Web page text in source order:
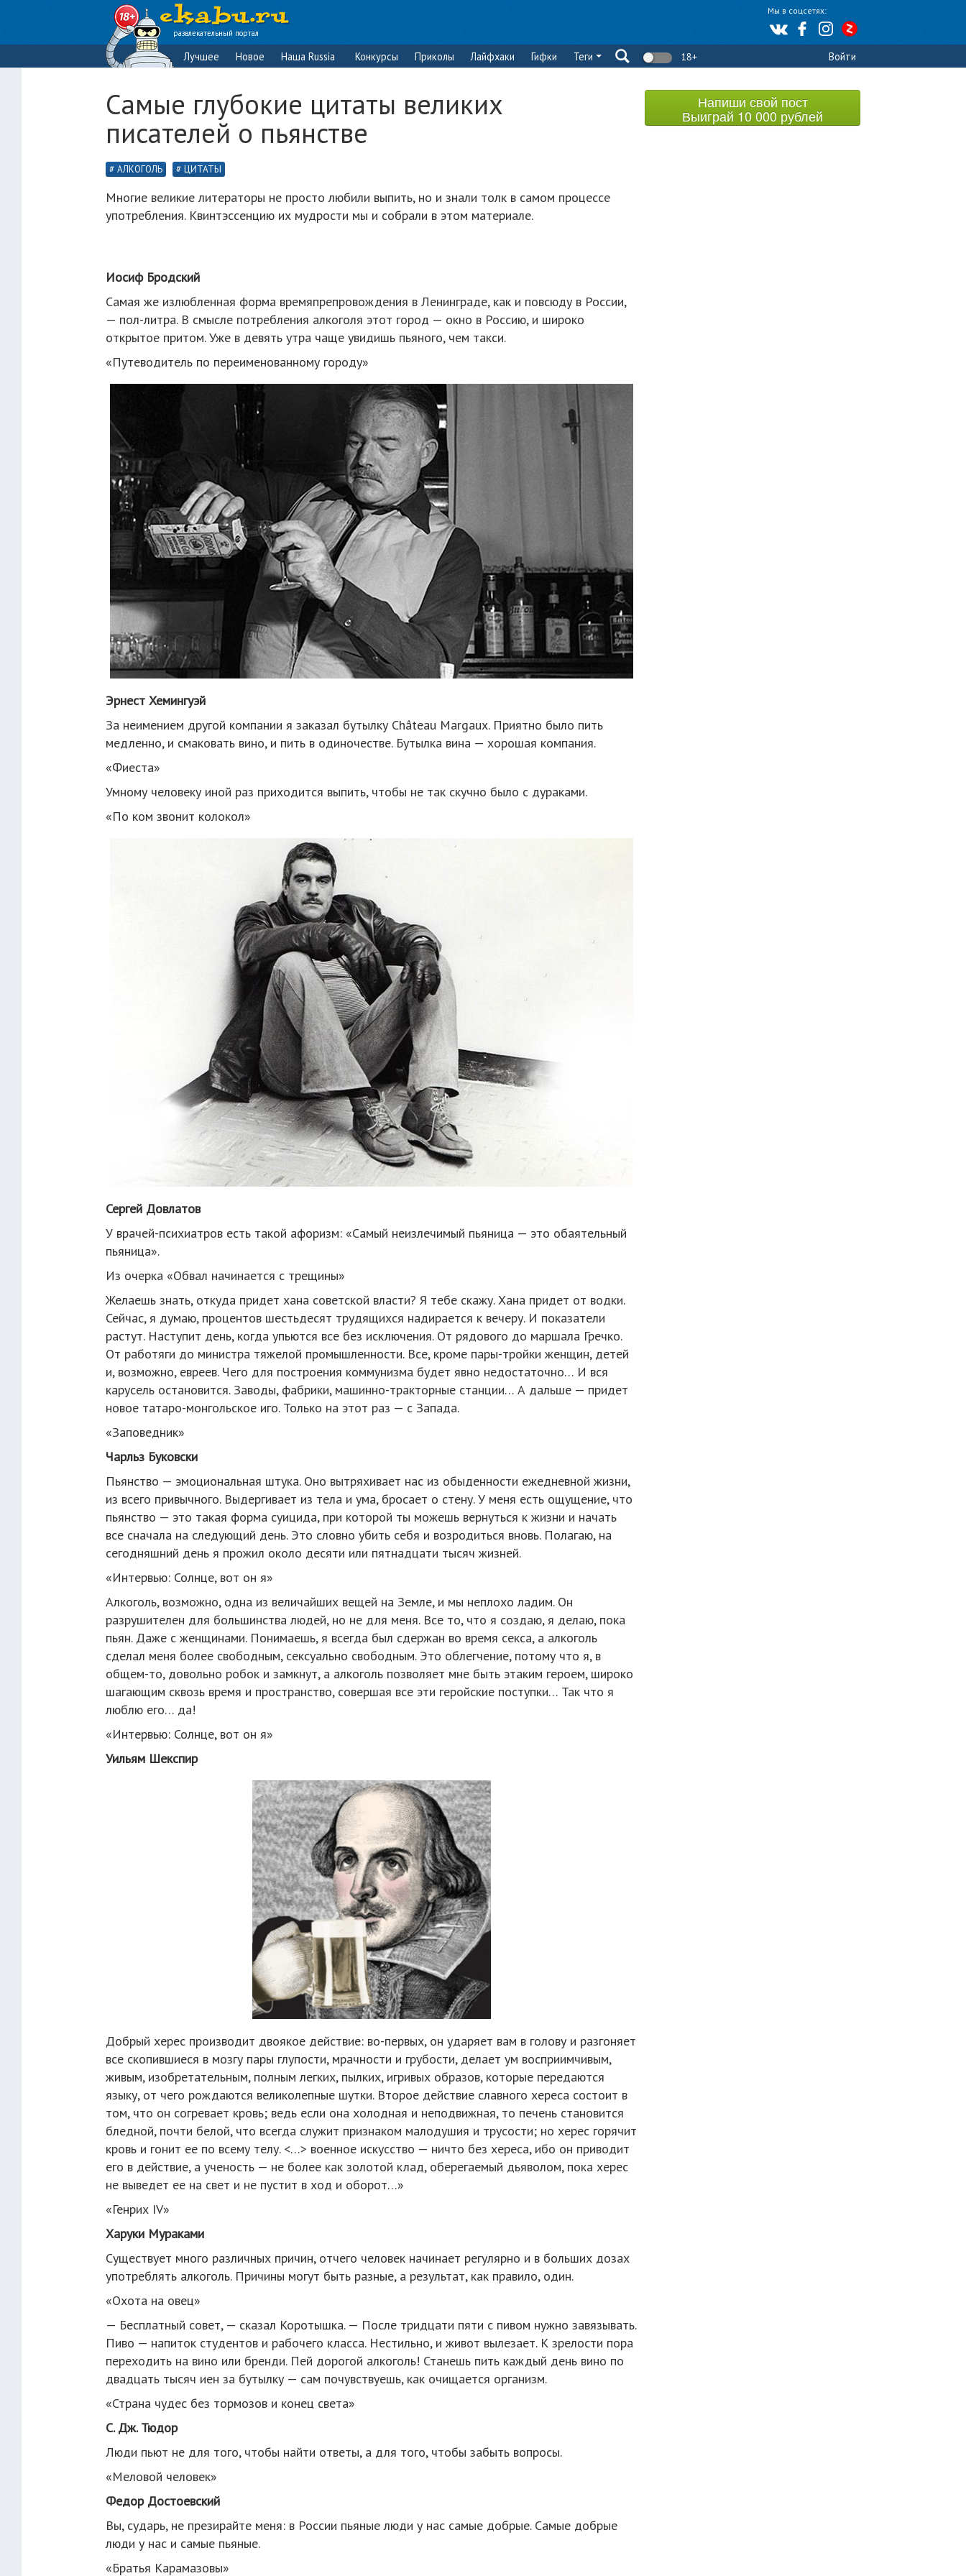
Мы в соцсетях:
развлекательный портал
Лучшее Новое Наша Russia Конкурсы Приколы Лайфхаки Гифки Теги 18+ Войти
Самые глубокие цитаты великих
писателей о пьянстве
АЛКОГОЛЬ ЦИТАТЫ
Многие великие литераторы не просто любили выпить, но и знали толк в самом процессе
употребления. Квинтэссенцию их мудрости мы и собрали в этом материале.
Иосиф Бродский
Самая же излюбленная форма времяпрепровождения в Ленинграде, как и повсюду в России,
— пол-литра. В смысле потребления алкоголя этот город — окно в Россию, и широко
открытое притом. Уже в девять утра чаще увидишь пьяного, чем такси.
«Путеводитель по переименованному городу»
Эрнест Хемингуэй
За неимением другой компании я заказал бутылку Château Margaux. Приятно было пить
медленно, и смаковать вино, и пить в одиночестве. Бутылка вина — хорошая компания.
«Фиеста»
Умному человеку иной раз приходится выпить, чтобы не так скучно было с дураками.
«По ком звонит колокол»
Сергей Довлатов
У врачей-психиатров есть такой афоризм: «Самый неизлечимый пьяница — это обаятельный
пьяница».
Из очерка «Обвал начинается с трещины»
Желаешь знать, откуда придет хана советской власти? Я тебе скажу. Хана придет от водки.
Сейчас, я думаю, процентов шестьдесят трудящихся надирается к вечеру. И показатели
растут. Наступит день, когда упьются все без исключения. От рядового до маршала Гречко.
От работяги до министра тяжелой промышленности. Все, кроме пары-тройки женщин, детей
и, возможно, евреев. Чего для построения коммунизма будет явно недостаточно… И вся
карусель остановится. Заводы, фабрики, машинно-тракторные станции… А дальше — придет
новое татаро-монгольское иго. Только на этот раз — с Запада.
«Заповедник»
Чарльз Буковски
Пьянство — эмоциональная штука. Оно вытряхивает нас из обыденности ежедневной жизни,
из всего привычного. Выдергивает из тела и ума, бросает о стену. У меня есть ощущение, что
пьянство — это такая форма суицида, при которой ты можешь вернуться к жизни и начать
все сначала на следующий день. Это словно убить себя и возродиться вновь. Полагаю, на
сегодняшний день я прожил около десяти или пятнадцати тысяч жизней.
«Интервью: Солнце, вот он я»
Алкоголь, возможно, одна из величайших вещей на Земле, и мы неплохо ладим. Он
разрушителен для большинства людей, но не для меня. Все то, что я создаю, я делаю, пока
пьян. Даже с женщинами. Понимаешь, я всегда был сдержан во время секса, а алкоголь
сделал меня более свободным, сексуально свободным. Это облегчение, потому что я, в
общем-то, довольно робок и замкнут, а алкоголь позволяет мне быть этаким героем, широко
шагающим сквозь время и пространство, совершая все эти геройские поступки… Так что я
люблю его… да!
«Интервью: Солнце, вот он я»
Уильям Шекспир
Добрый херес производит двоякое действие: во-первых, он ударяет вам в голову и разгоняет
все скопившиеся в мозгу пары глупости, мрачности и грубости, делает ум восприимчивым,
живым, изобретательным, полным легких, пылких, игривых образов, которые передаются
языку, от чего рождаются великолепные шутки. Второе действие славного хереса состоит в
том, что он согревает кровь; ведь если она холодная и неподвижная, то печень становится
бледной, почти белой, что всегда служит признаком малодушия и трусости; но херес горячит
кровь и гонит ее по всему телу. <…> военное искусство — ничто без хереса, ибо он приводит
его в действие, а ученость — не более как золотой клад, оберегаемый дьяволом, пока херес
не выведет ее на свет и не пустит в ход и оборот…»
«Генрих IV»
Харуки Мураками
Существует много различных причин, отчего человек начинает регулярно и в больших дозах
употреблять алкоголь. Причины могут быть разные, а результат, как правило, один.
«Охота на овец»
— Бесплатный совет, — сказал Коротышка. — После тридцати пяти с пивом нужно завязывать.
Пиво — напиток студентов и рабочего класса. Нестильно, и живот вылезает. К зрелости пора
переходить на вино или бренди. Пей дорогой алкоголь! Станешь пить каждый день вино по
двадцать тысяч иен за бутылку — сам почувствуешь, как очищается организм.
«Страна чудес без тормозов и конец света»
С. Дж. Тюдор
Люди пьют не для того, чтобы найти ответы, а для того, чтобы забыть вопросы.
«Меловой человек»
Федор Достоевский
Вы, сударь, не презирайте меня: в России пьяные люди у нас самые добрые. Самые добрые
люди у нас и самые пьяные.
«Братья Карамазовы»
Напиши свой пост
Выиграй 10 000 рублей